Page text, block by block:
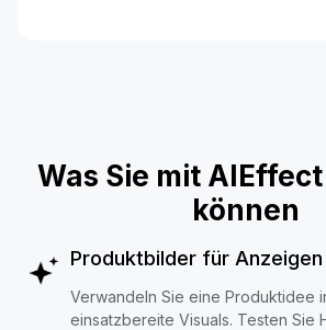
Was Sie mit
können
Produktbilder für Anzeigen
Verwandeln Sie eine Produktidee
einsatzbereite Visuals. Testen Sie